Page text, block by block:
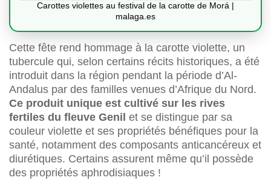
Carottes violettes au festival de la carotte de Morá |
malaga.es
Cette fête rend hommage à la carotte violette, un
tubercule qui, selon certains récits historiques, a été
introduit dans la région pendant la période d’Al-
Andalus par des familles venues d’Afrique du Nord.
Ce produit unique est cultivé sur les rives
fertiles du fleuve Genil et se distingue par sa
couleur violette et ses propriétés bénéfiques pour la
santé, notamment des composants anticancéreux et
diurétiques. Certains assurent même qu’il possède
des propriétés aphrodisiaques !